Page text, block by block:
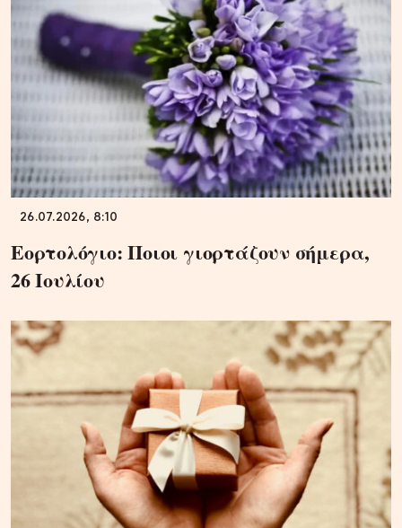
26.07.2026, 8:10
Εορτολόγιο: Ποιοι γιορτάζουν σήμερα,
26 Ιουλίου